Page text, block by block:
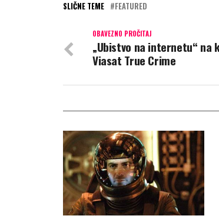
SLIČNE TEME FEATURED
OBAVEZNO PROČITAJ
„Ubistvo na internetu“ na
Viasat True Crime